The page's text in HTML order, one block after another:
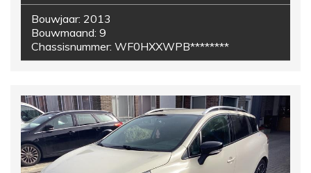
Bouwjaar: 2013
Bouwmaand: 9
Chassisnummer: WF0HXXWPB********